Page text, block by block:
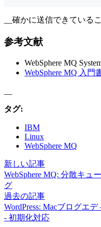
__確かに送信できている
参考文献
WebSphere MQ
WebSphere MQ 入門
タグ:
IBM
Linux
WebSphere MQ
新しい記事
WebSphere MQ: 分散キュ
グ
過去の記事
WordPress: Macブログエ
- 初期化対応